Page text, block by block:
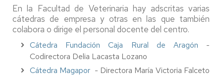
En la Facultad de Veterinaria hay adscritas varias
cátedras de empresa y otras en las que también
colabora o dirige el personal docente del centro.
Cátedra Fundación Caja Rural de Aragón -
Codirectora Delia Lacasta Lozano
Cátedra Magapor - Directora María Victoria Falceto